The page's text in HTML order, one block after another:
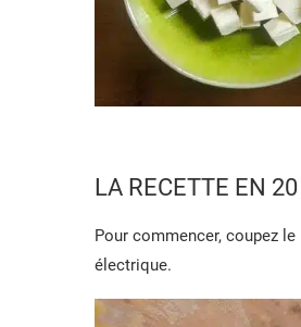
LA RECETTE EN
Pour commencer, coupez
électrique.